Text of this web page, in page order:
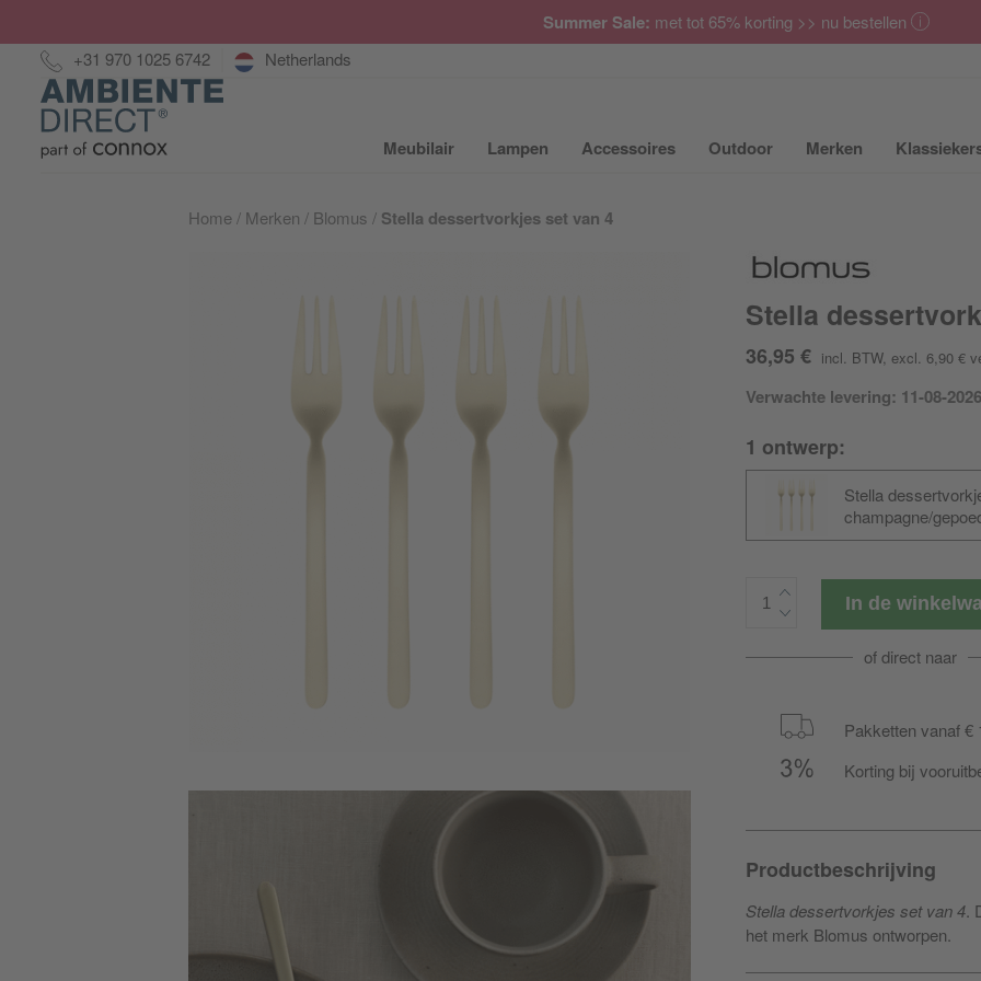
Summer Sale: met tot 65% korting >> nu bestellen
Hotline:
+31 970 1025 6742 Netherlands
Home
Meubilair Submenu van Meubilair uit- of inklappen
Lampen Submenu van Lampen uit- of inklappen
Accessoires Submenu van Accessoires uit- of
Outdoor Submenu van Outdoor
Merken Submenu
Home Merken Blomus Stella dessertvorkjes set van 4
Stella
36,95 € incl. BTW, excl. 6,90 €
Verwachte levering: 11-08-2026
1 ontwerp:
Stella
champagne/
In de
of direct naar
Pakketten vanaf €
Korting bij
Productbeschrijving
Stella dessertvorkjes set van 4.
het merk Blomus ontworpen.